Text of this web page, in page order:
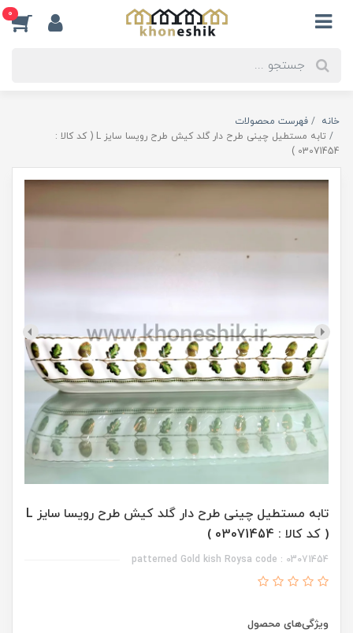
0
خانه
فهرست محصولات
تابه مستطیل چینی طرح دار گلد کیش طرح رویسا سایز L ( کد کالا :
03071454 )
تابه مستطیل چینی طرح دار گلد کیش طرح رویسا سایز L
( کد کالا : 03071454 )
patterned Gold kish Roysa code : 03071454
ویژگی‌های محصول